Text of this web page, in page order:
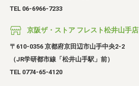
TEL 06-6966-7233
京阪ザ・ストア フレスト松井山手店
〒610-0356 京都府京田辺市山手中央2-2
（JR学研都市線「松井山手駅」前）
TEL 0774-65-4120